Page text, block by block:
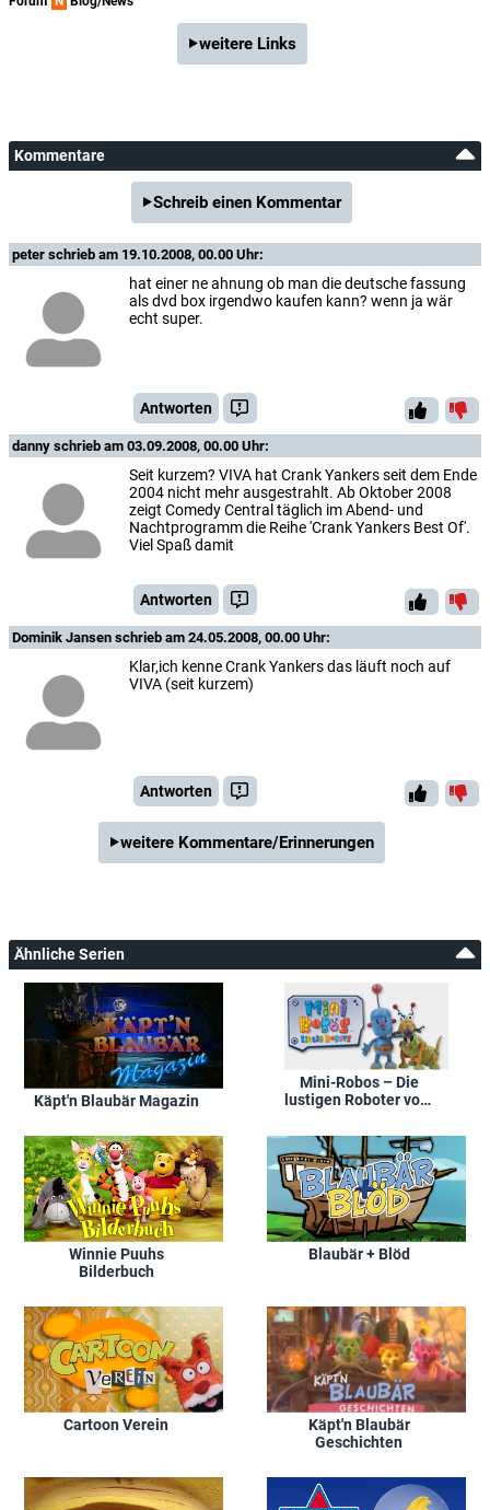
weitere Links
Kommentare
Schreib einen Kommentar
peter schrieb am 19.10.2008, 00.00 Uhr:
hat einer ne ahnung ob man die deutsche fassung
als dvd box irgendwo kaufen kann? wenn ja wär
echt super.
Antworten
danny schrieb am 03.09.2008, 00.00 Uhr:
Seit kurzem? VIVA hat Crank Yankers seit dem Ende
2004 nicht mehr ausgestrahlt. Ab Oktober 2008
zeigt Comedy Central täglich im Abend- und
Nachtprogramm die Reihe 'Crank Yankers Best Of'.
Viel Spaß damit
Antworten
Dominik Jansen schrieb am 24.05.2008, 00.00 Uhr:
Klar,ich kenne Crank Yankers das läuft noch auf
VIVA (seit kurzem)
Antworten
weitere Kommentare/Erinnerungen
Ähnliche Serien
Käpt'n Blaubär Magazin
Mini-Robos – Die
lustigen Roboter vom
Winnie Puuhs
Bilderbuch
Blaubär + Blöd
Cartoon Verein
Käpt'n Blaubär
Geschichten